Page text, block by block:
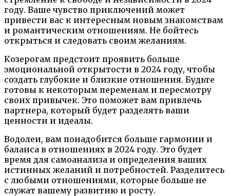
году. Ваше чувство приключений может
привести вас к интересным новым знакомствам
и романтическим отношениям. Не бойтесь
открыться и следовать своим желаниям.
Козерогам предстоит проявить больше
эмоциональной открытости в 2024 году, чтобы
создать глубокие и близкие отношения. Будьте
готовы к некоторым переменам и пересмотру
своих привычек. Это поможет вам привлечь
партнера, который будет разделять ваши
ценности и идеалы.
Водолеи, вам понадобится больше гармонии и
баланса в отношениях в 2024 году. Это будет
время для самоанализа и определения ваших
истинных желаний и потребностей. Разделитесь
с любыми отношениями, которые больше не
служат вашему развитию и росту.